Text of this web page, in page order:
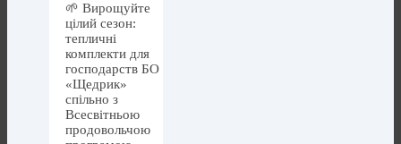
🌱 Вирощуйте
цілий сезон:
тепличні
комплекти для
господарств БО
«Щедрик»
спільно з
Всесвітньою
продовольчою